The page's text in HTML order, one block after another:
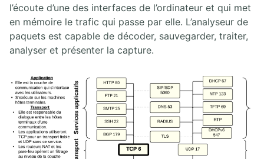
7. Travailler avec des captures Wireshark
8. Statistiques Wireshark
9. Analyse VoIP Wireshark
10. Wireshark en ligne de commande
3. PROTOCOLE SIP
1. Architecture SIP
2. Aperçu des opérations SIP
3. INVITE SIP UAC/UAS
4. Réponses SIP
5. SDP
l’écoute d’une des interfaces de l’ordinateur et qui met
en mémoire le trafic qui passe par elle. L’analyseur de
paquets est capable de décoder, sauvegarder, traiter,
analyser et présenter la capture.